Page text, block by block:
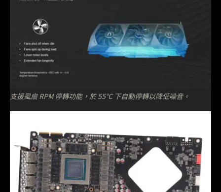
支援風扇 RPM 停轉功能，於 55℃ 下自動停轉以降低噪音。